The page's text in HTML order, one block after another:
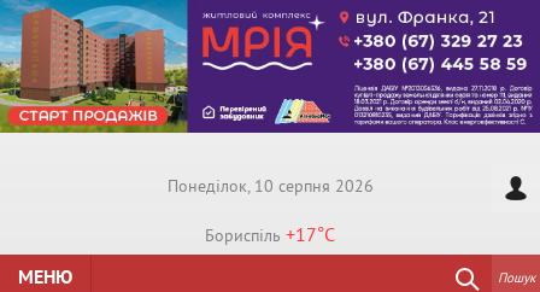
Понедiлок, 10 серпня 2026
Бориспiль +17°C
МЕНЮ
Пошук